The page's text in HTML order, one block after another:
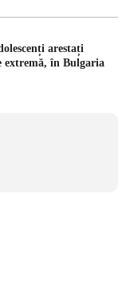
arestați
extremă, în Bulgaria